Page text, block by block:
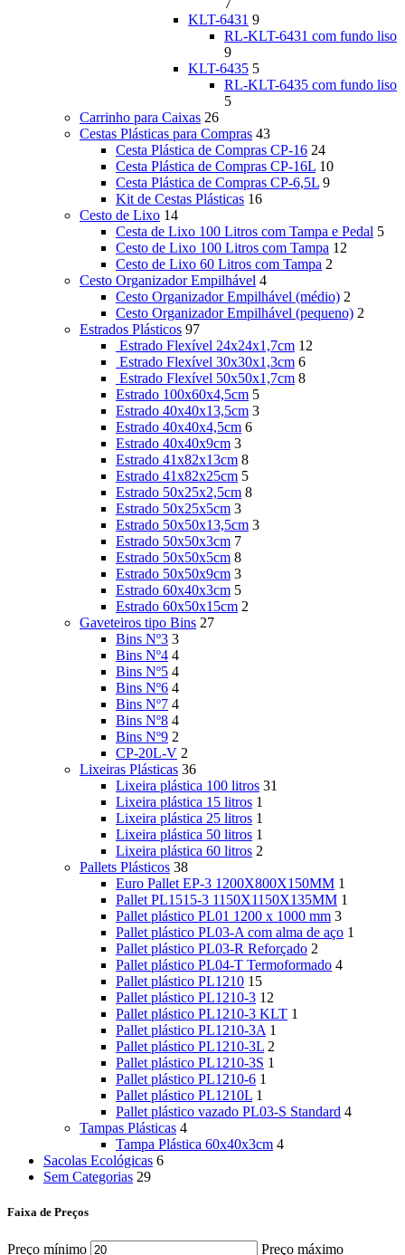
7
KLT-6431 9
RL-KLT-6431 com fundo liso
9
KLT-6435 5
RL-KLT-6435 com fundo liso
5
Carrinho para Caixas 26
Cestas Plásticas para Compras 43
Cesta Plástica de Compras CP-16 24
Cesta Plástica de Compras CP-16L 10
Cesta Plástica de Compras CP-6,5L 9
Kit de Cestas Plásticas 16
Cesto de Lixo 14
Cesta de Lixo 100 Litros com Tampa e Pedal 5
Cesto de Lixo 100 Litros com Tampa 12
Cesto de Lixo 60 Litros com Tampa 2
Cesto Organizador Empilhável 4
Cesto Organizador Empilhável (médio) 2
Cesto Organizador Empilhável (pequeno) 2
Estrados Plásticos 97
Estrado Flexível 24x24x1,7cm 12
Estrado Flexível 30x30x1,3cm 6
Estrado Flexível 50x50x1,7cm 8
Estrado 100x60x4,5cm 5
Estrado 40x40x13,5cm 3
Estrado 40x40x4,5cm 6
Estrado 40x40x9cm 3
Estrado 41x82x13cm 8
Estrado 41x82x25cm 5
Estrado 50x25x2,5cm 8
Estrado 50x25x5cm 3
Estrado 50x50x13,5cm 3
Estrado 50x50x3cm 7
Estrado 50x50x5cm 8
Estrado 50x50x9cm 3
Estrado 60x40x3cm 5
Estrado 60x50x15cm 2
Gaveteiros tipo Bins 27
Bins Nº3 3
Bins Nº4 4
Bins Nº5 4
Bins Nº6 4
Bins Nº7 4
Bins Nº8 4
Bins Nº9 2
CP-20L-V 2
Lixeiras Plásticas 36
Lixeira plástica 100 litros 31
Lixeira plástica 15 litros 1
Lixeira plástica 25 litros 1
Lixeira plástica 50 litros 1
Lixeira plástica 60 litros 2
Pallets Plásticos 38
Euro Pallet EP-3 1200X800X150MM 1
Pallet PL1515-3 1150X1150X135MM 1
Pallet plástico PL01 1200 x 1000 mm 3
Pallet plástico PL03-A com alma de aço 1
Pallet plástico PL03-R Reforçado 2
Pallet plástico PL04-T Termoformado 4
Pallet plástico PL1210 15
Pallet plástico PL1210-3 12
Pallet plástico PL1210-3 KLT 1
Pallet plástico PL1210-3A 1
Pallet plástico PL1210-3L 2
Pallet plástico PL1210-3S 1
Pallet plástico PL1210-6 1
Pallet plástico PL1210L 1
Pallet plástico vazado PL03-S Standard 4
Tampas Plásticas 4
Tampa Plástica 60x40x3cm 4
Sacolas Ecológicas 6
Sem Categorias 29
Faixa de Preços
Preço mínimo Preço máximo